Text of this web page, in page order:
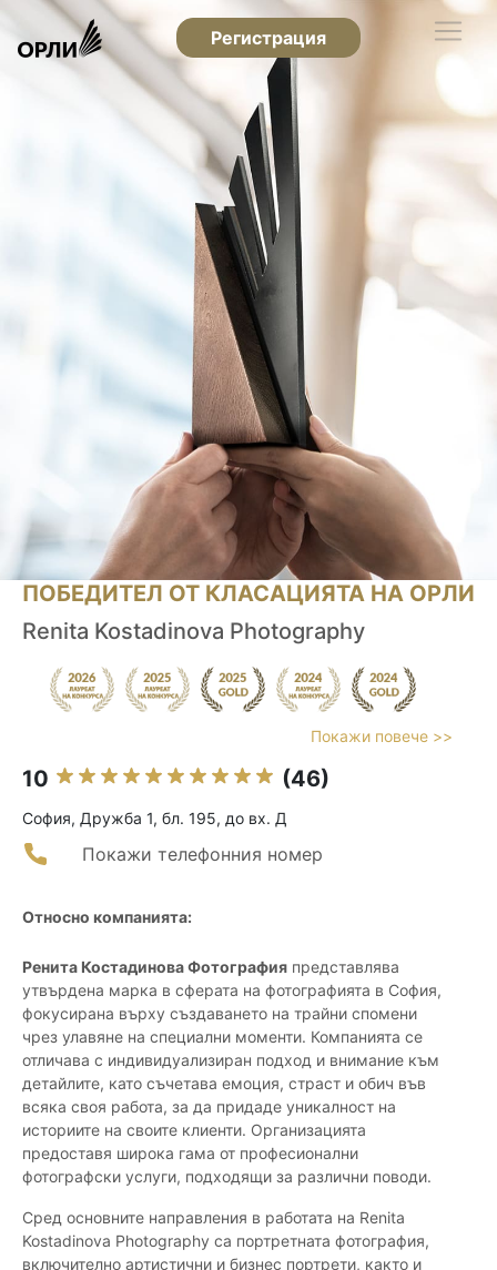
Регистрация
ПОБЕДИТЕЛ ОТ КЛАСАЦИЯТА НА ОРЛИ
Renita Kostadinova Photography
Покажи повече >>
10 (46)
София, Дружба 1, бл. 195, до вх. Д
Покажи телефонния номер
Относно компанията:
Ренита Костадинова Фотография представлява
утвърдена марка в сферата на фотографията в София,
фокусирана върху създаването на трайни спомени
чрез улавяне на специални моменти. Компанията се
отличава с индивидуализиран подход и внимание към
детайлите, като съчетава емоция, страст и обич във
всяка своя работа, за да придаде уникалност на
историите на своите клиенти. Организацията
предоставя широка гама от професионални
фотографски услуги, подходящи за различни поводи.
Сред основните направления в работата на Renita
Kostadinova Photography са портретната фотография,
включително артистични и бизнес портрети, както и